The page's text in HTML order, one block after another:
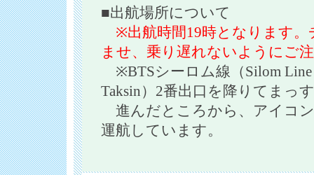
■出航場所について
※出航時間19時となります
ませ、乗り遅れないようにご
※BTSシーロム線（Silom Line
Taksin）2番出口を降りてまっ
進んだところから、アイコ
運航しています。